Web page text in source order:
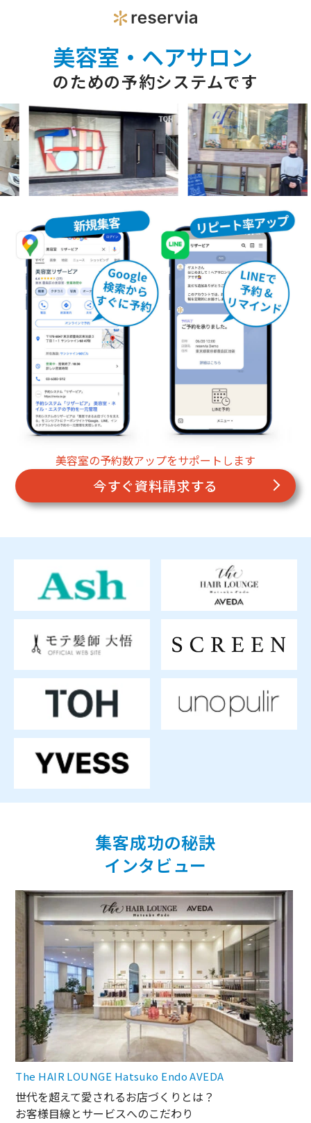
美容室・ヘアサロン
のための予約システムです
美容室の予約数アップをサポートします
今すぐ資料請求する
集客成功の秘訣
インタビュー
The HAIR LOUNGE Hatsuko Endo AVEDA
世代を超えて愛されるお店づくりとは？
お客様目線とサービスへのこだわり